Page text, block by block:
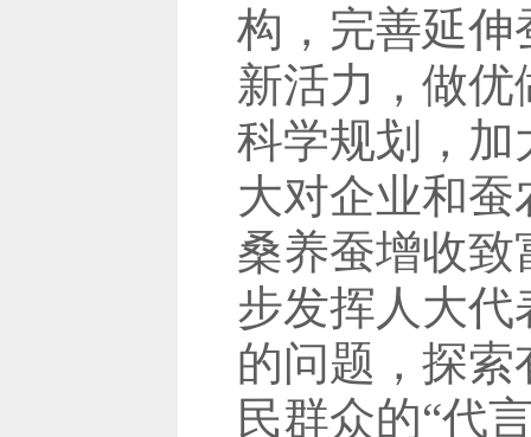
构，完善延伸
新活力，做
科学规划，加
大对企业和
桑养蚕增收
步发挥人大
的问题，探
民群众的“代